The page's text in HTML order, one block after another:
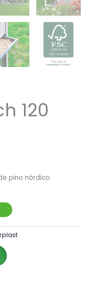
120
pino nórdico